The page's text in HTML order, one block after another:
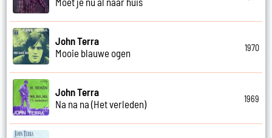
John Terra
Mooie blauwe ogen
1970
John Terra
Na na na (Het verleden)
1969